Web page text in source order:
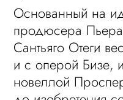
Основанный на
продюсера
Сантьяго Отеги
и с оперой Бизе,
новеллой